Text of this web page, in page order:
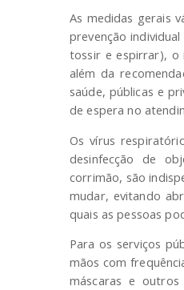
As medidas gerais
prevenção
tossir e espirrar), o
além da
saúde, públicas e
de espera no
Os vírus
desinfecção de
corrimão, são
mudar, evitando
quais as pessoas
Para os serviços
mãos com
máscaras e